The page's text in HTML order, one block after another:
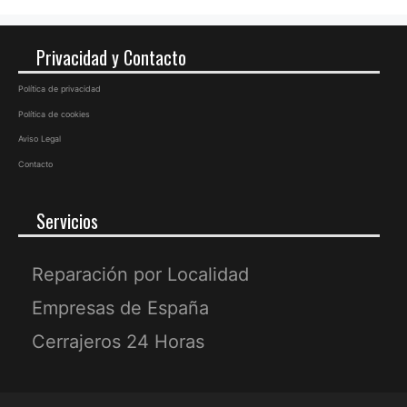
Privacidad y Contacto
Política de privacidad
Política de cookies
Aviso Legal
Contacto
Servicios
Reparación por Localidad
Empresas de España
Cerrajeros 24 Horas